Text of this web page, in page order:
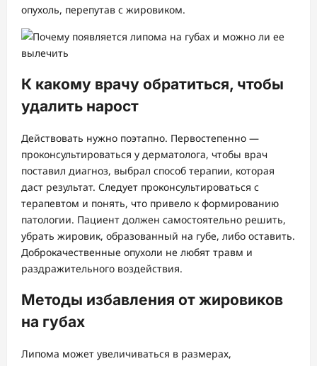
опухоль, перепутав с жировиком.
К какому врачу обратиться, чтобы
удалить нарост
Действовать нужно поэтапно. Первостепенно —
проконсультироваться у дерматолога, чтобы врач
поставил диагноз, выбрал способ терапии, которая
даст результат. Следует проконсультироваться с
терапевтом и понять, что привело к формированию
патологии. Пациент должен самостоятельно решить,
убрать жировик, образованный на губе, либо оставить.
Доброкачественные опухоли не любят травм и
раздражительного воздействия.
Методы избавления от жировиков
на губах
Липома может увеличиваться в размерах,